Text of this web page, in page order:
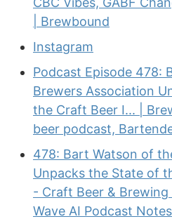
| Brewbound
Instagram
Podcast Episode 478:
Brewers Association
the Craft Beer I... |
beer podcast,
478: Bart Watson of
Unpacks the State of
- Craft Beer & Brewing
Wave AI Podcast Notes